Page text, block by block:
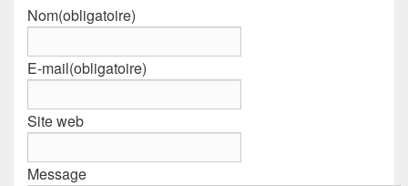
Nom(obligatoire)
E-mail(obligatoire)
Site web
Message